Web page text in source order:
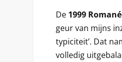
De 1999
geur van mijns
typiciteit’. Dat
volledig